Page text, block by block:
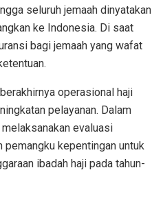
seluruh jemaah dinyatakan
ke Indonesia. Di saat
bagi jemaah yang wafat
operasional haji
pelayanan. Dalam
evaluasi
kepentingan untuk
ibadah haji pada tahun-